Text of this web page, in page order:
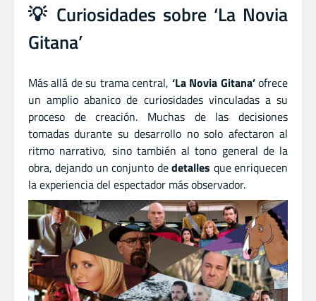
💡 Curiosidades sobre ‘La Novia
Gitana’
Más allá de su trama central, ‘La Novia Gitana’ofrece
un amplio abanico de curiosidades vinculadas a su
proceso de creación. Muchas de las decisiones
tomadas durante su desarrollo no solo afectaron al
ritmo narrativo, sino también al tono general de la
obra, dejando un conjunto dedetalles que enriquecen
la experiencia del espectador más observador.